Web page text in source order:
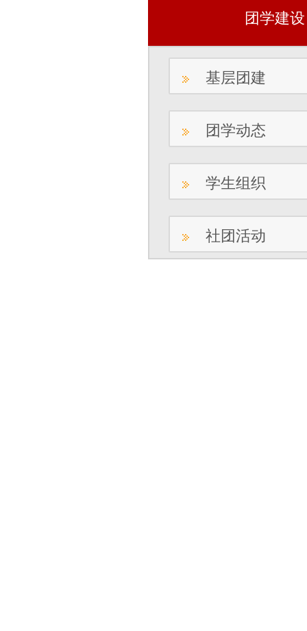
团学建设
基层团建
团学动态
学生组织
社团活动